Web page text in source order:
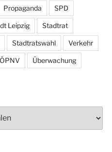
Propaganda SPD
Leipzig Stadtrat
Stadtratswahl Verkehr
ÖPNV Überwachung